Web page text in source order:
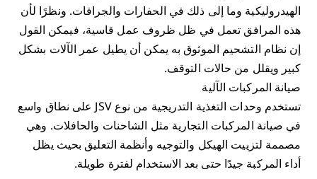
الهيدروليكية وما إلى ذلك في الحفارات والجرافات. ونظرًا لأن
هذه المرافق تعمل في ظل ظروف عمل قاسية، فيمكن القول
إن نظام التشحيم الموثوق به يمكن أن يطيل عمر الآلات بشكل
كبير ويقلل من حالات التوقف.
صيانة المركبات الآلية
تستخدم وحدات التغذية التدريجية من نوع JSV على نطاق واسع
في صيانة المركبات التجارية مثل الشاحنات والحافلات. وهي
مصممة لتزييت الهيكل والتوجيه وأنظمة التعليق بحيث يظل
أداء المركبة جيدًا حتى بعد الاستخدام لفترة طويلة.